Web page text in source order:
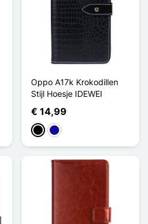
Oppo A17k Krokodillen
Stijl Hoesje IDEWEI
€ 14,99
ZwartDonkerblauw